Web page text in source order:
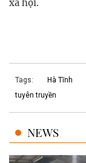
xã hội.
Tags: Hà Tĩnh
tuyên truyền
NEWS